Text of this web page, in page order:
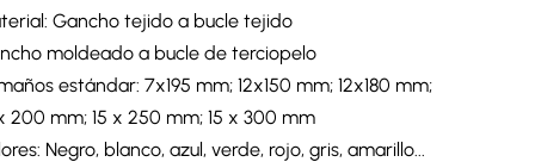
Gancho tejido a bucle tejido
moldeado a bucle de terciopelo
estándar: 7x195 mm; 12x150 mm; 12x180 mm;
200 mm; 15 x 250 mm; 15 x 300 mm
Negro, blanco, azul, verde, rojo, gris, amarillo...